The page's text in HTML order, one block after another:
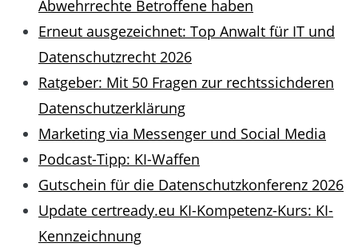
Abwehrrechte Betroffene haben
Erneut ausgezeichnet: Top Anwalt für IT und
Datenschutzrecht 2026
Ratgeber: Mit 50 Fragen zur rechtssichderen
Datenschutzerklärung
Marketing via Messenger und Social Media
Podcast-Tipp: KI-Waffen
Gutschein für die Datenschutzkonferenz 2026
Update certready.eu KI-Kompetenz-Kurs: KI-
Kennzeichnung